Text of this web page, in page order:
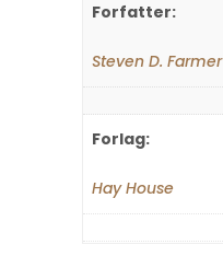
Forfatter:
Steven D. Farmer
Forlag:
Hay House